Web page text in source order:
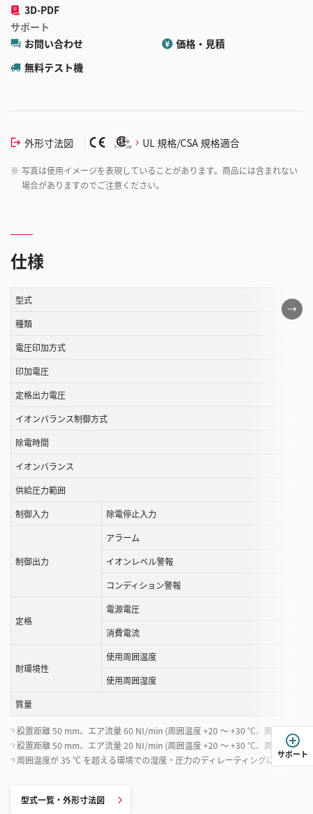
3D-PDF
サポート
お問い合わせ
価格・見積
無料テスト機
外形寸法図 UL 規格/CSA 規格適合
※ 写真は使用イメージを表現していることがあります。商品には含まれない
場合がありますのでご注意ください。
仕様
こ
の
型式
種類
電圧印加方式
印加電圧
定格出力電圧
イオンバランス制御方式
除電時間
イオンバランス
供給圧力範囲
制御入力
除電停止入力
制御出力
アラーム
イオンレベル警報
コンディション警報
定格
電源電圧
消費電流
耐環境性
使用周囲温度
使用周囲湿度
質量
*1 設置距離 50 mm、エア流量 60 NI/min (周囲温度 +20 ～ +30 ℃、周囲湿度 40
*2 設置距離 50 mm、エア流量 20 NI/min (周囲温度 +20 ～ +30 ℃、周囲湿度 40
*3 周囲温度が 35 ℃ を超える環境での湿度・圧力のディレーティングについて
型式一覧・外形寸法図
サポート